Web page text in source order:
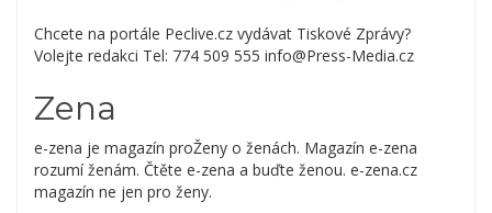
Chcete na portále Peclive.cz vydávat Tiskové Zprávy?
Volejte redakci Tel: 774 509 555 info@Press-Media.cz
Zena
e-zena je magazín proŽeny o ženách. Magazín e-zena
rozumí ženám. Čtěte e-zena a buďte ženou. e-zena.cz
magazín ne jen pro ženy.